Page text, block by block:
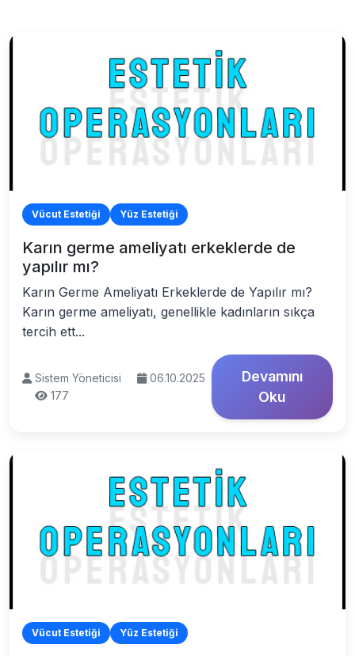
Vücut Estetiği Yüz Estetiği
Karın germe ameliyatı erkeklerde de
yapılır mı?
Karın Germe Ameliyatı Erkeklerde de Yapılır mı?
Karın germe ameliyatı, genellikle kadınların sıkça
tercih ett...
Sistem Yöneticisi
06.10.2025
177
Devamını
Oku
Vücut Estetiği Yüz Estetiği